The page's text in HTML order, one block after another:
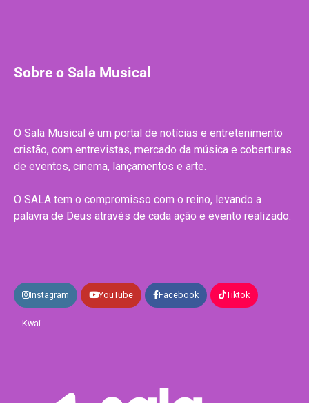
Sobre o Sala Musical
O Sala Musical é um portal de notícias e entretenimento
cristão, com entrevistas, mercado da música e coberturas
de eventos, cinema, lançamentos e arte.
O SALA tem o compromisso com o reino, levando a
palavra de Deus através de cada ação e evento realizado.
Instagram YouTube Facebook Tiktok
Kwai